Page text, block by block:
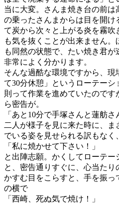
当に大変。さんま焼き台の前
の乗ったさんまからは目を開け
て炭から次々と上がる炎を霧吹
も気を抜くことが出来ません
も同然の状態で、たい焼き君
非常によく分かります。
そんな過酷な環境ですから、現
て30分休憩」というローテー
則って作業を進めていたので
ら密告が。
「あと10分で手塚さんと蓮舫さ
二人が様子を見に来た時に、
でいる姿を見せられる訳もなく
「私に焼かせて下さい！」
と出陣志願。かくしてローテ
と、密告通りすぐに、心当た
かすむ目をこらすと、手を振
の横で
「西崎、死ぬ気で焼け！」